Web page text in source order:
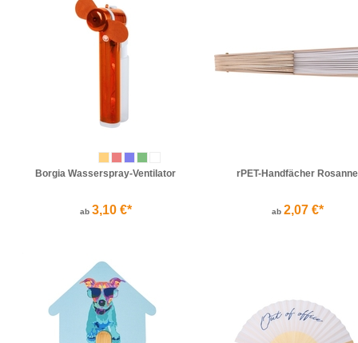
Borgia Wasserspray-Ventilator
ab 3,10 €*
rPET-Handfächer Rosanne
ab 2,07 €*